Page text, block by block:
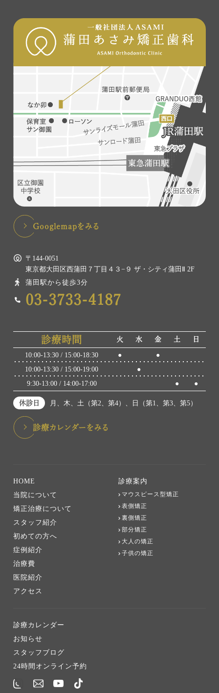
Googlemapをみる
〒144-0051
東京都大田区西蒲田７丁目４３−９ ザ・シティ蒲田Ⅱ 2F
蒲田駅から徒歩3分
03-3733-4187
診療時間 火 水 金 土 日
10:00-13:30 / 15:00-18:30 ●
●
10:00-13:30 / 15:00-19:00
●
9:30-13:00 / 14:00-17:00
● ●
休診日 月、木、土（第2、第4）、日（第1、第3、第5）
診療カレンダーをみる
HOME
当院について
矯正治療について
スタッフ紹介
初めての方へ
診療案内
マウスピース型矯正
表側矯正
裏側矯正
部分矯正
大人の矯正
子供の矯正
症例紹介
治療費
医院紹介
アクセス
診療カレンダー
お知らせ
スタッフブログ
24時間オンライン予約